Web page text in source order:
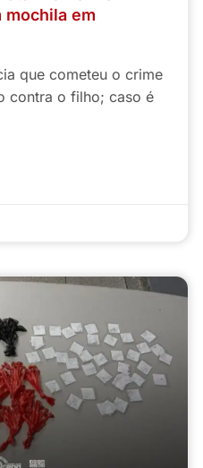
mochila em
que cometeu o crime
contra o filho; caso é